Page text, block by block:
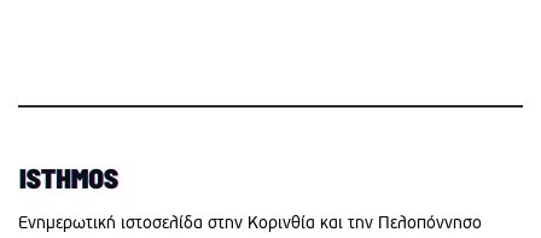
Eνημερωτική ιστοσελίδα στην Κορινθία και την Πελοπόννησο